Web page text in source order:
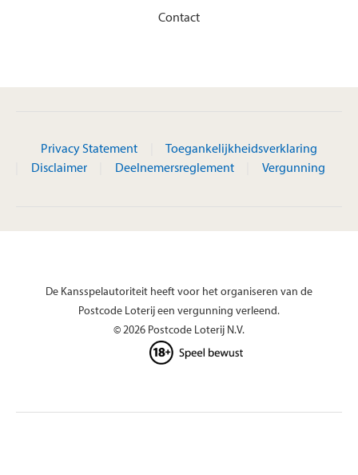
Contact
Privacy Statement
Toegankelijkheidsverklaring
Disclaimer
Deelnemersreglement Vergunning
De Kansspelautoriteit heeft voor het organiseren van de
Postcode Loterij een vergunning verleend.
© 2026 Postcode Loterij N.V.